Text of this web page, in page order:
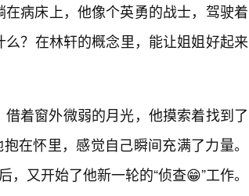
病床上，他像个英勇的战士，驾驶着
么？在林轩的概念里，能让姐姐好起来
着窗外微弱的月光，他摸索着找到了
在怀里，感觉自己瞬间充满了力量。
又开始了他新一轮的“侦查😁”工作。